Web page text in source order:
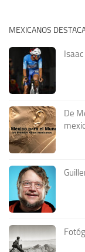
MEXICANOS
De